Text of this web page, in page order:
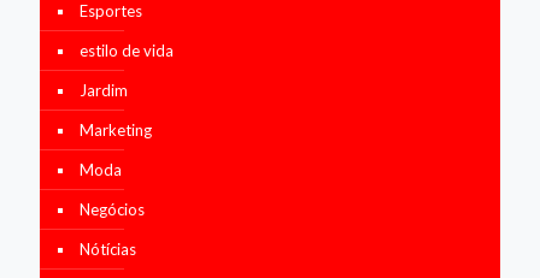
Esportes
estilo de vida
Jardim
Marketing
Moda
Negócios
Nótícias